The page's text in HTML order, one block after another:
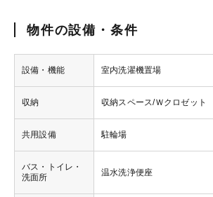
物件の設備・条件
設備・機能 室内洗濯機置場
収納 収納スペース/Ｗクロゼット
共用設備 駐輪場
バス・トイレ・
洗面所
温水洗浄便座